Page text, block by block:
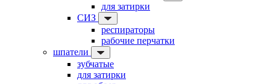
для затирки
СИЗ
респираторы
рабочие перчатки
шпатели
зубчатые
для затирки